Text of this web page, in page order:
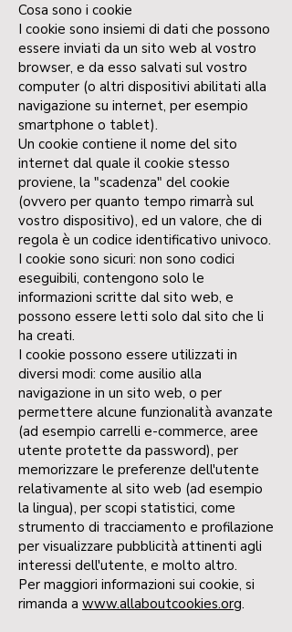
Cosa sono i cookie
I cookie sono insiemi di dati che possono
essere inviati da un sito web al vostro
browser, e da esso salvati sul vostro
computer (o altri dispositivi abilitati alla
navigazione su internet, per esempio
smartphone o tablet).
Un cookie contiene il nome del sito
internet dal quale il cookie stesso
proviene, la "scadenza" del cookie
(ovvero per quanto tempo rimarrà sul
vostro dispositivo), ed un valore, che di
regola è un codice identificativo univoco.
I cookie sono sicuri: non sono codici
eseguibili, contengono solo le
informazioni scritte dal sito web, e
possono essere letti solo dal sito che li
ha creati.
I cookie possono essere utilizzati in
diversi modi: come ausilio alla
navigazione in un sito web, o per
permettere alcune funzionalità avanzate
(ad esempio carrelli e-commerce, aree
utente protette da password), per
memorizzare le preferenze dell'utente
relativamente al sito web (ad esempio
la lingua), per scopi statistici, come
strumento di tracciamento e profilazione
per visualizzare pubblicità attinenti agli
interessi dell'utente, e molto altro.
Per maggiori informazioni sui cookie, si
rimanda a www.allaboutcookies.org.